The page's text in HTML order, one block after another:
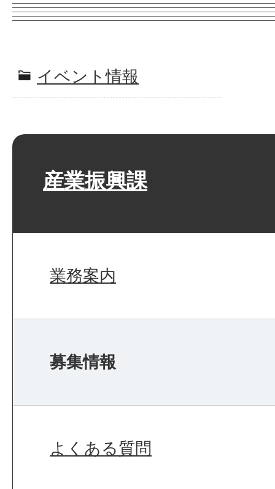
イベント情報
産業振興課
業務案内
募集情報
よくある質問